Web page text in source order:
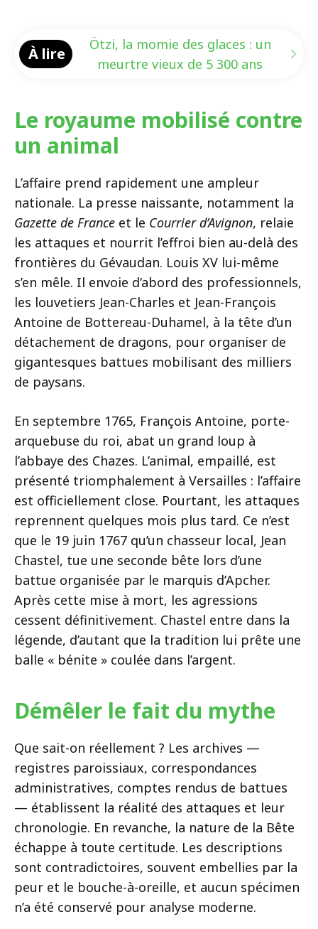
À lire
Ötzi, la momie des glaces : un
meurtre vieux de 5 300 ans
Le royaume mobilisé contre
un animal
L’affaire prend rapidement une ampleur
nationale. La presse naissante, notamment la
Gazette de France et le Courrier d’Avignon, relaie
les attaques et nourrit l’effroi bien au-delà des
frontières du Gévaudan. Louis XV lui-même
s’en mêle. Il envoie d’abord des professionnels,
les louvetiers Jean-Charles et Jean-François
Antoine de Bottereau-Duhamel, à la tête d’un
détachement de dragons, pour organiser de
gigantesques battues mobilisant des milliers
de paysans.
En septembre 1765, François Antoine, porte-
arquebuse du roi, abat un grand loup à
l’abbaye des Chazes. L’animal, empaillé, est
présenté triomphalement à Versailles : l’affaire
est officiellement close. Pourtant, les attaques
reprennent quelques mois plus tard. Ce n’est
que le 19 juin 1767 qu’un chasseur local, Jean
Chastel, tue une seconde bête lors d’une
battue organisée par le marquis d’Apcher.
Après cette mise à mort, les agressions
cessent définitivement. Chastel entre dans la
légende, d’autant que la tradition lui prête une
balle « bénite » coulée dans l’argent.
Démêler le fait du mythe
Que sait-on réellement ? Les archives —
registres paroissiaux, correspondances
administratives, comptes rendus de battues
— établissent la réalité des attaques et leur
chronologie. En revanche, la nature de la Bête
échappe à toute certitude. Les descriptions
sont contradictoires, souvent embellies par la
peur et le bouche-à-oreille, et aucun spécimen
n’a été conservé pour analyse moderne.